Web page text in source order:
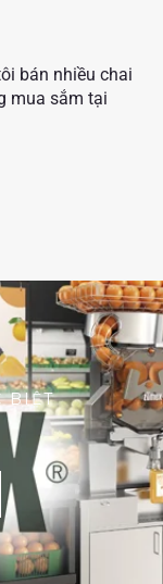
bán nhiều chai
mua sắm tại
BIỆT